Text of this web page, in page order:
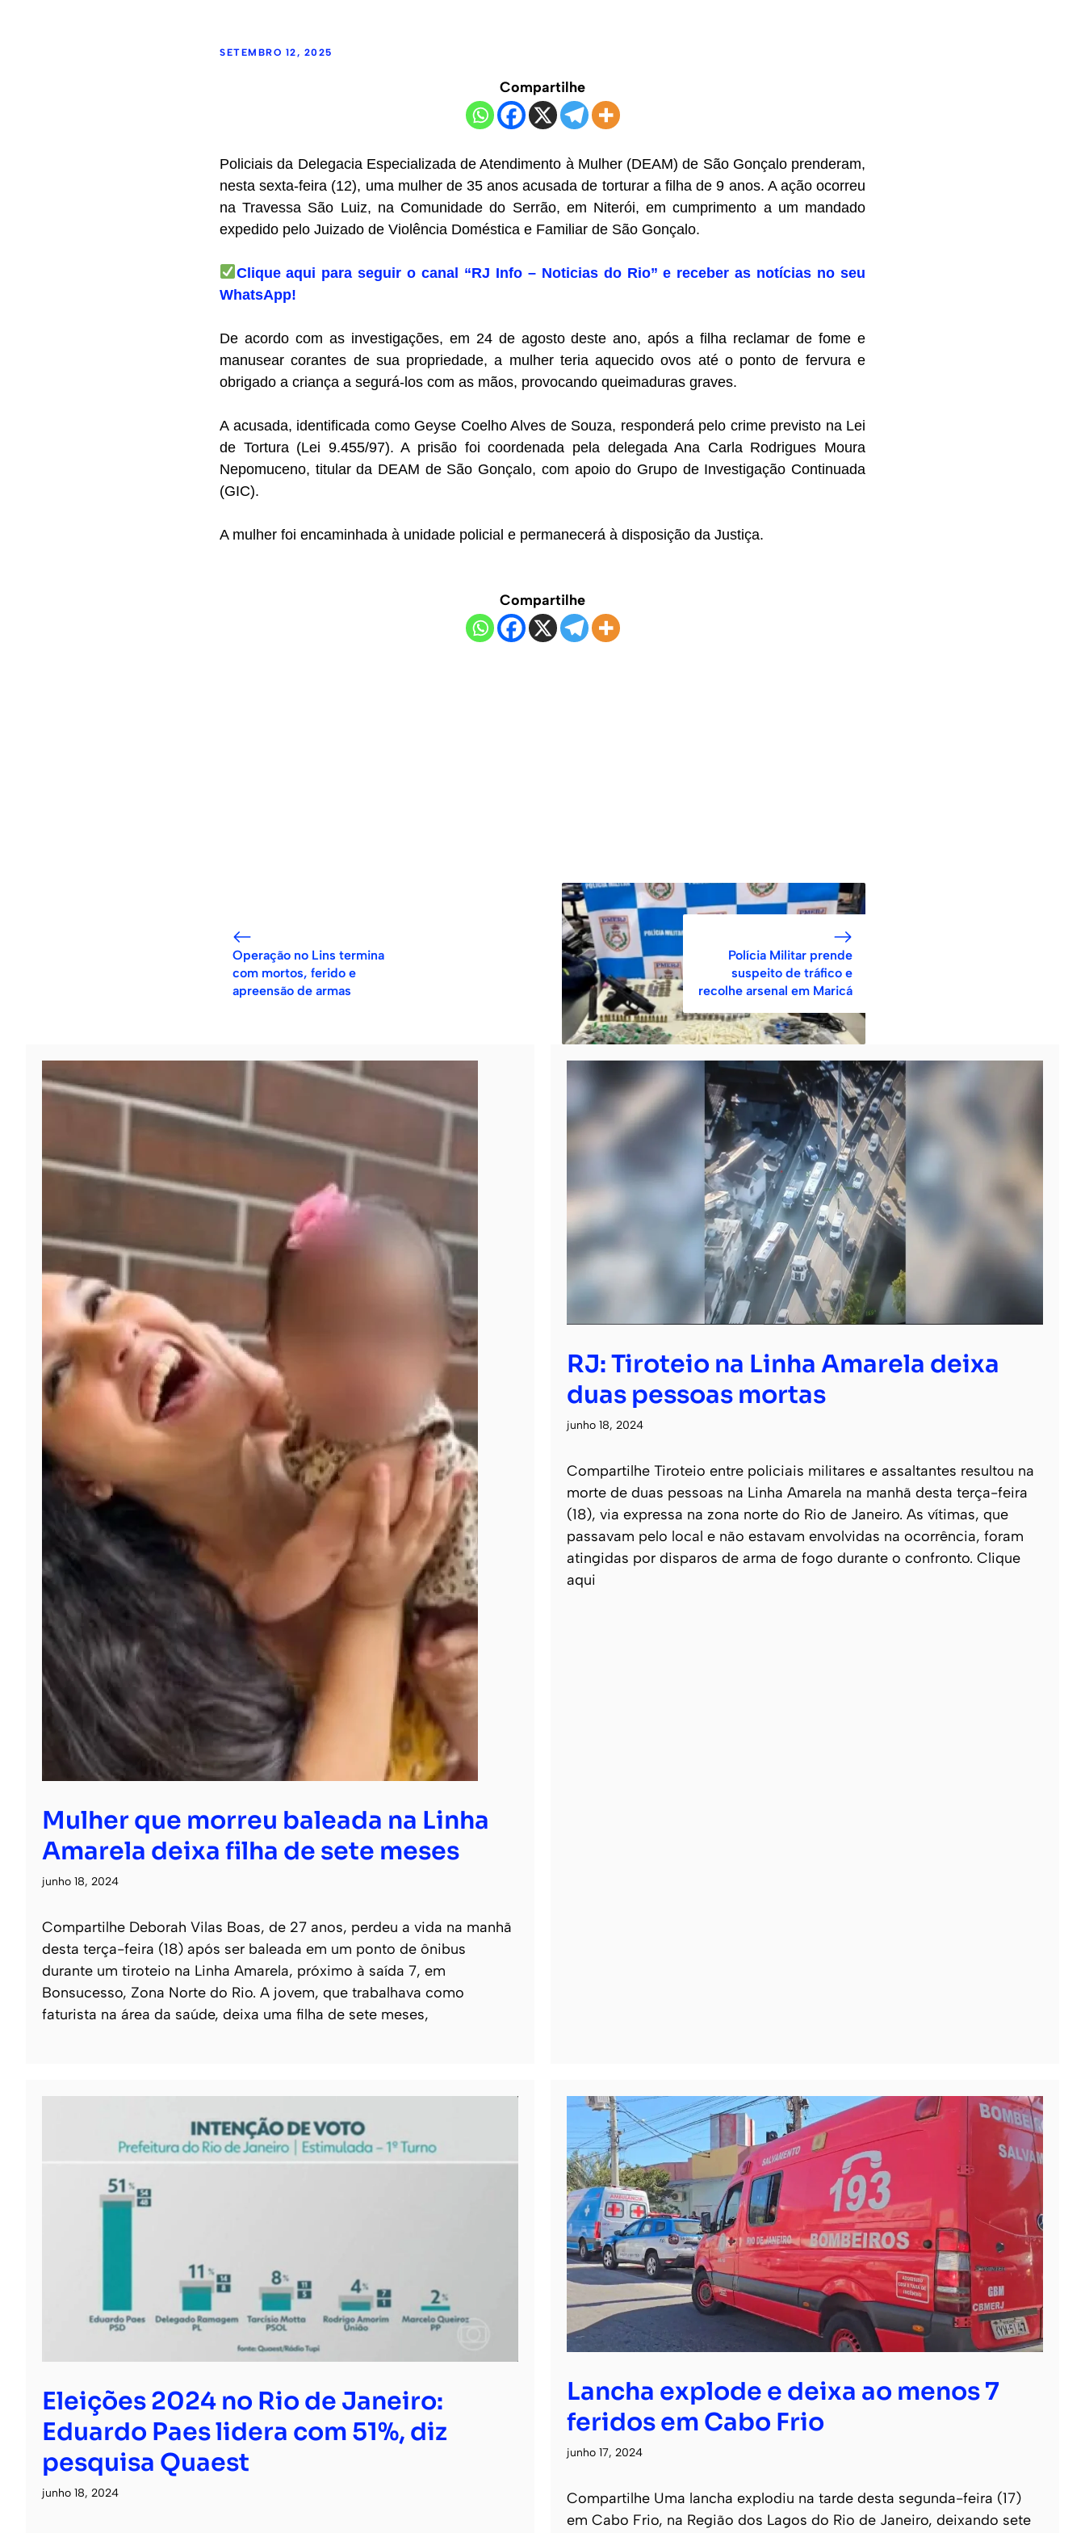
SETEMBRO 12, 2025
Compartilhe
Policiais da Delegacia Especializada de Atendimento à Mulher (DEAM) de São Gonçalo prenderam,
nesta sexta-feira (12), uma mulher de 35 anos acusada de torturar a filha de 9 anos. A ação ocorreu
na Travessa São Luiz, na Comunidade do Serrão, em Niterói, em cumprimento a um mandado
expedido pelo Juizado de Violência Doméstica e Familiar de São Gonçalo.
Clique aqui para seguir o canal “RJ Info – Noticias do Rio” e receber as notícias no seu
WhatsApp!
De acordo com as investigações, em 24 de agosto deste ano, após a filha reclamar de fome e
manusear corantes de sua propriedade, a mulher teria aquecido ovos até o ponto de fervura e
obrigado a criança a segurá-los com as mãos, provocando queimaduras graves.
A acusada, identificada como Geyse Coelho Alves de Souza, responderá pelo crime previsto na Lei
de Tortura (Lei 9.455/97). A prisão foi coordenada pela delegada Ana Carla Rodrigues Moura
Nepomuceno, titular da DEAM de São Gonçalo, com apoio do Grupo de Investigação Continuada
(GIC).
A mulher foi encaminhada à unidade policial e permanecerá à disposição da Justiça.
Compartilhe
Operação no Lins termina
com mortos, ferido e
apreensão de armas
Polícia Militar prende
suspeito de tráfico e
recolhe arsenal em Maricá
Mulher que morreu baleada na Linha
Amarela deixa filha de sete meses
junho 18, 2024
Compartilhe Deborah Vilas Boas, de 27 anos, perdeu a vida na manhã
desta terça-feira (18) após ser baleada em um ponto de ônibus
durante um tiroteio na Linha Amarela, próximo à saída 7, em
Bonsucesso, Zona Norte do Rio. A jovem, que trabalhava como
faturista na área da saúde, deixa uma filha de sete meses,
RJ: Tiroteio na Linha Amarela deixa
duas pessoas mortas
junho 18, 2024
Compartilhe Tiroteio entre policiais militares e assaltantes resultou na
morte de duas pessoas na Linha Amarela na manhã desta terça-feira
(18), via expressa na zona norte do Rio de Janeiro. As vítimas, que
passavam pelo local e não estavam envolvidas na ocorrência, foram
atingidas por disparos de arma de fogo durante o confronto. Clique
aqui
Eleições 2024 no Rio de Janeiro:
Eduardo Paes lidera com 51%, diz
pesquisa Quaest
junho 18, 2024
Lancha explode e deixa ao menos 7
feridos em Cabo Frio
junho 17, 2024
Compartilhe Uma lancha explodiu na tarde desta segunda-feira (17)
em Cabo Frio, na Região dos Lagos do Rio de Janeiro, deixando sete